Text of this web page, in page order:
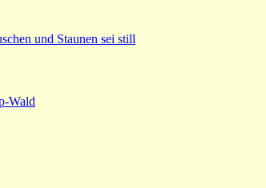
und Staunen sei still
Wald